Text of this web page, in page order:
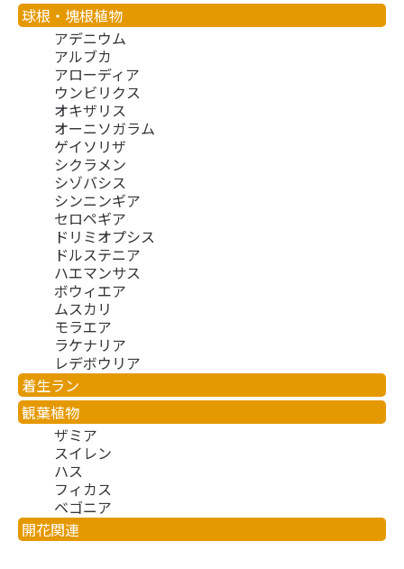
球根・塊根植物
アデニウム
アルブカ
アローディア
ウンビリクス
オキザリス
オーニソガラム
ゲイソリザ
シクラメン
シゾバシス
シンニンギア
セロペギア
ドリミオプシス
ドルステニア
ハエマンサス
ボウィエア
ムスカリ
モラエア
ラケナリア
レデボウリア
着生ラン
観葉植物
ザミア
スイレン
ハス
フィカス
ベゴニア
開花関連